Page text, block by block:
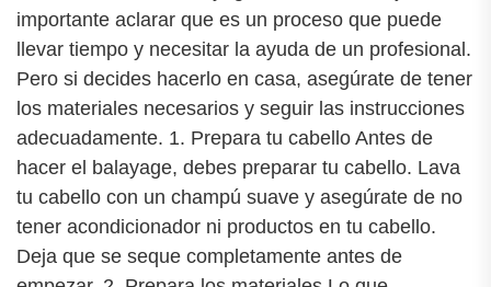
importante aclarar que es un proceso que puede
llevar tiempo y necesitar la ayuda de un profesional.
Pero si decides hacerlo en casa, asegúrate de tener
los materiales necesarios y seguir las instrucciones
adecuadamente. 1. Prepara tu cabello Antes de
hacer el balayage, debes preparar tu cabello. Lava
tu cabello con un champú suave y asegúrate de no
tener acondicionador ni productos en tu cabello.
Deja que se seque completamente antes de